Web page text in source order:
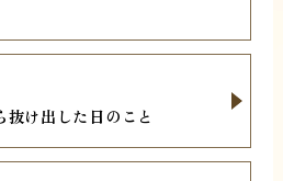
け出した日のこと